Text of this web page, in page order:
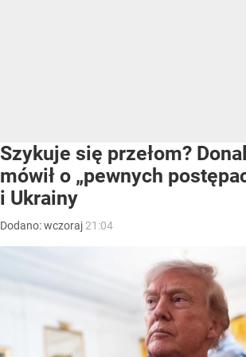
Szykuje się przełom?
mówił o „pewnych
i Ukrainy
Dodano:wczoraj 21:04